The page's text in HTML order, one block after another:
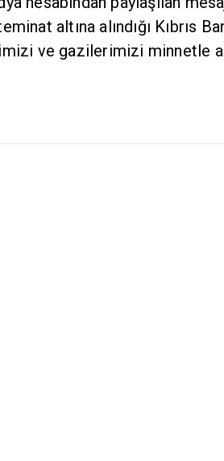
altına alındığı Kıbrıs
ve gazilerimizi minnetle